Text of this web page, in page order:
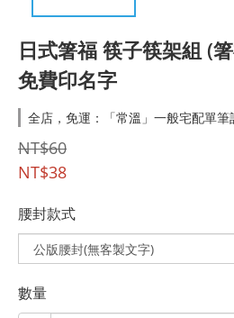
日式箸福 筷子筷架組 (
免費印名字
全店，免運：「常溫」一般宅配單筆
NT$60
NT$38
腰封款式
數量